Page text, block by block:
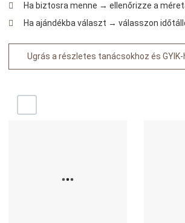
Ha biztosra menne → ellenőrizze a
Ha ajándékba választ → válasszon
Ugrás a részletes tanácsokhoz és GYIK-